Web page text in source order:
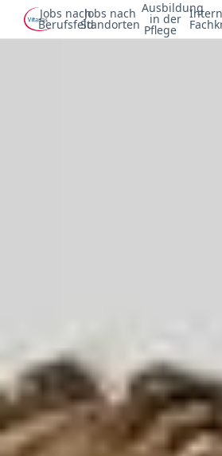
Jobs nach
Berufsfeld
Jobs nach
Standorten
Ausbildung
in der
Pflege